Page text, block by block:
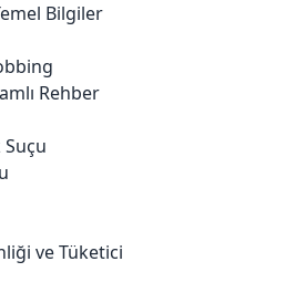
Bilgiler
Rehber
ve Tüketici